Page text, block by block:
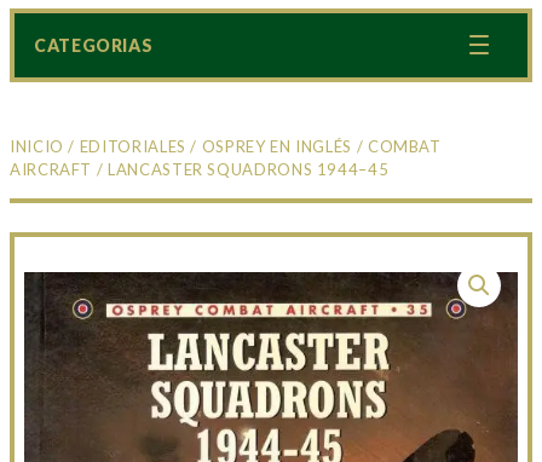
INICIO / EDITORIALES / OSPREY EN INGLÉS / COMBAT
AIRCRAFT / LANCASTER SQUADRONS 1944–45
CATEGORIAS